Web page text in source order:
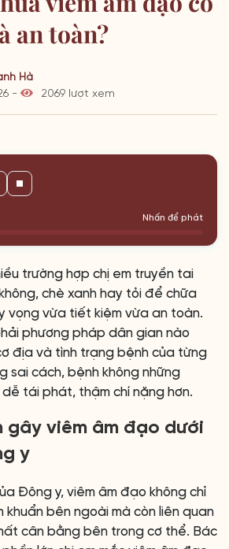
an toàn?
Hà
-
2069 lượt xem
Nhấn để phát
trường hợp chị em truyền tai
chè xanh hay tỏi để chữa
vọng vừa tiết kiệm vừa an toàn.
phương pháp dân gian nào
địa và tình trạng bệnh của từng
sai cách, bệnh không những
dễ tái phát, thậm chí nặng hơn.
gây viêm âm đạo dưới
y
Đông y, viêm âm đạo không chỉ
khuẩn bên ngoài mà còn liên quan
cân bằng bên trong cơ thể. Bác